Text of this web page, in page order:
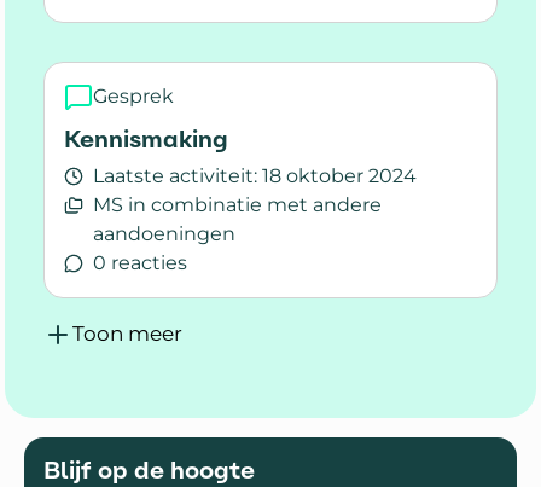
Lees meer over Voorstellen openbaar
Gesprek
Kennismaking
Laatste activiteit: 18 oktober 2024
MS in combinatie met andere
aandoeningen
0 reacties
Lees meer over Kennismaking
Toon meer
Blijf op de hoogte